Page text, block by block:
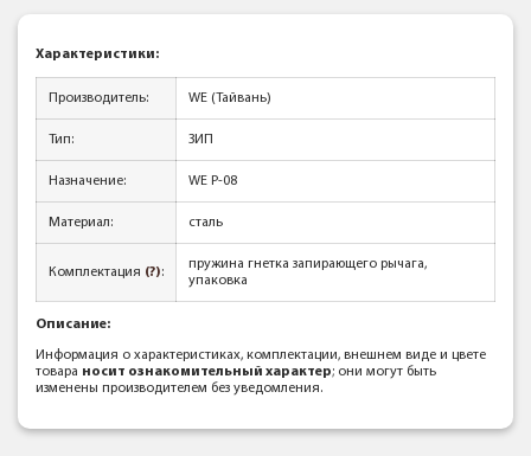
Характеристики:
Производитель: WE (Тайвань)
Тип: ЗИП
Назначение: WE P-08
Материал: сталь
Комплектация (?):
пружина гнетка запирающего рычага,
упаковка
Описание:
Информация о характеристиках, комплектации, внешнем виде и цвете
товара носит ознакомительный характер; они могут быть
изменены производителем без уведомления.